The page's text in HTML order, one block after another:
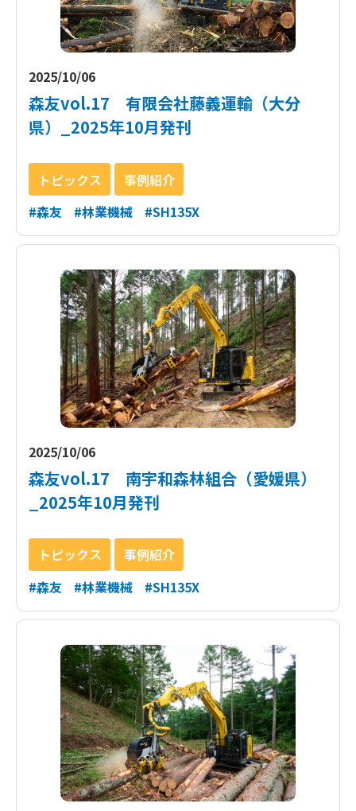
2025/10/06
森友vol.17 有限会社藤義運輸（大分
県）_2025年10月発刊
トピックス
事例紹介
#森友
#林業機械 #SH135X
2025/10/06
森友vol.17 南宇和森林組合（愛媛県）
_2025年10月発刊
トピックス
事例紹介
#森友
#林業機械 #SH135X